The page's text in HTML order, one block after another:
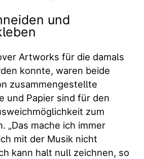
und
Artworks für die damals
konnte, waren beide
zusammengestellte
und Papier sind für den
zum
„Das mache ich immer
mit der Musik nicht
kann halt null zeichnen, so